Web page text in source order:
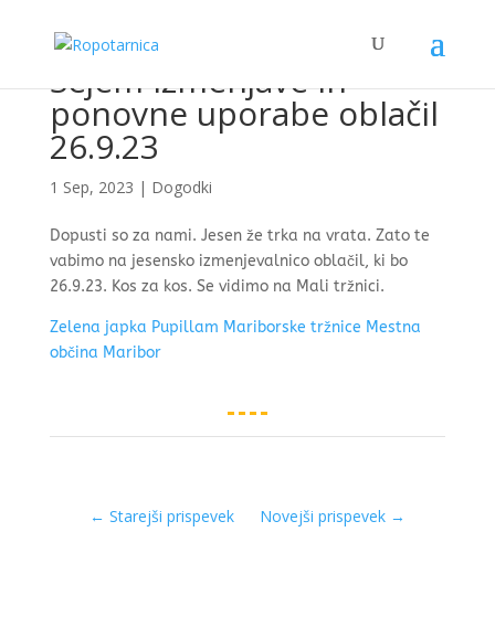
Sejem izmenjave in
ponovne uporabe oblačil
26.9.23
1 Sep, 2023 | Dogodki
Dopusti so za nami. Jesen že trka na vrata. Zato te
vabimo na jesensko izmenjevalnico oblačil, ki bo
26.9.23. Kos za kos. Se vidimo na Mali tržnici.
Zelena japka Pupillam Mariborske tržnice Mestna
občina Maribor
← Starejši prispevek Novejši prispevek →